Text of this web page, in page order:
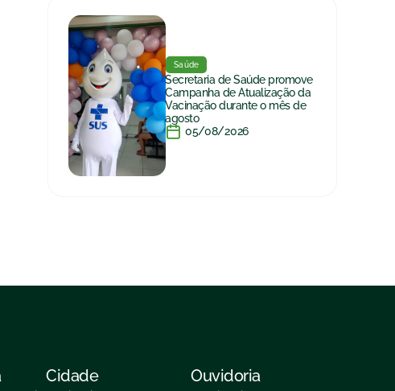
Saúde
Secretaria de Saúde promove
Campanha de Atualização da
Vacinação durante o mês de
agosto
05/08/2026
Cidade Ouvidoria